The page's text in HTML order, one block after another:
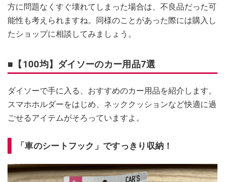
方に問題なくすぐ壊れてしまった場合は、不良品だった可
能性も考えられますね。同様のことがあった際には購入し
たショップに相談してみましょう。
■【100均】ダイソーのカー用品7選
ダイソーで手に入る、おすすめのカー用品を紹介します。
スマホホルダーをはじめ、ネッククッションなど快適に過
ごせるアイテムがそろっていますよ。
「車のシートフック」ですっきり収納！